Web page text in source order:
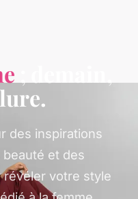
des inspirations
et des
votre style